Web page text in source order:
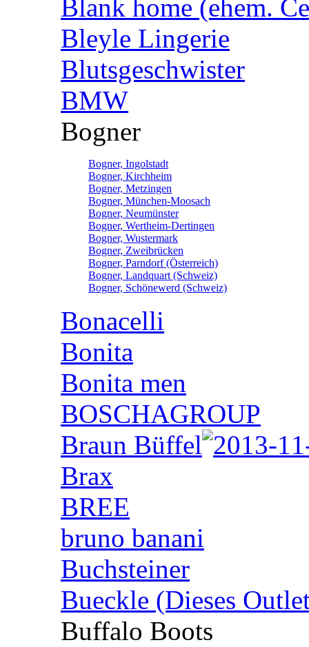
Blank home (ehem.
Bleyle Lingerie
Blutsgeschwister
BMW
Bogner
Bogner, Ingolstadt
Bogner, Kirchheim
Bogner, Metzingen
Bogner, München-Moosach
Bogner, Neumünster
Bogner, Wertheim-Dertingen
Bogner, Wustermark
Bogner, Zweibrücken
Bogner, Parndorf (Österreich)
Bogner, Landquart (Schweiz)
Bogner, Schönewerd (Schweiz)
Bonacelli
Bonita
Bonita men
BOSCHAGROUP
Braun Büffel
Brax
BREE
bruno banani
Buchsteiner
Bueckle (Dieses
Buffalo Boots